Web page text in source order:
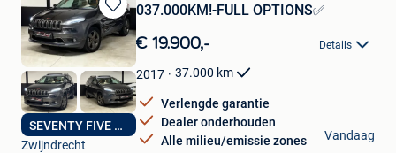
Bewaren
in
Mijn
Favorieten
SEVENTY FIVE YEARS
037.000KM!-FULL OPTIONS✅
€ 19.900,- Details
2017 37.000 km
Verlengde garantie
Dealer onderhouden
Alle milieu/emissie zones
UMT—CAR
Zwijndrecht
Vandaag